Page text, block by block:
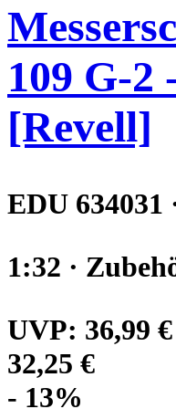
109 G-2
[Revell]
EDU 634031
1:32 ·
UVP: 36,99 €
32,25 €
- 13%